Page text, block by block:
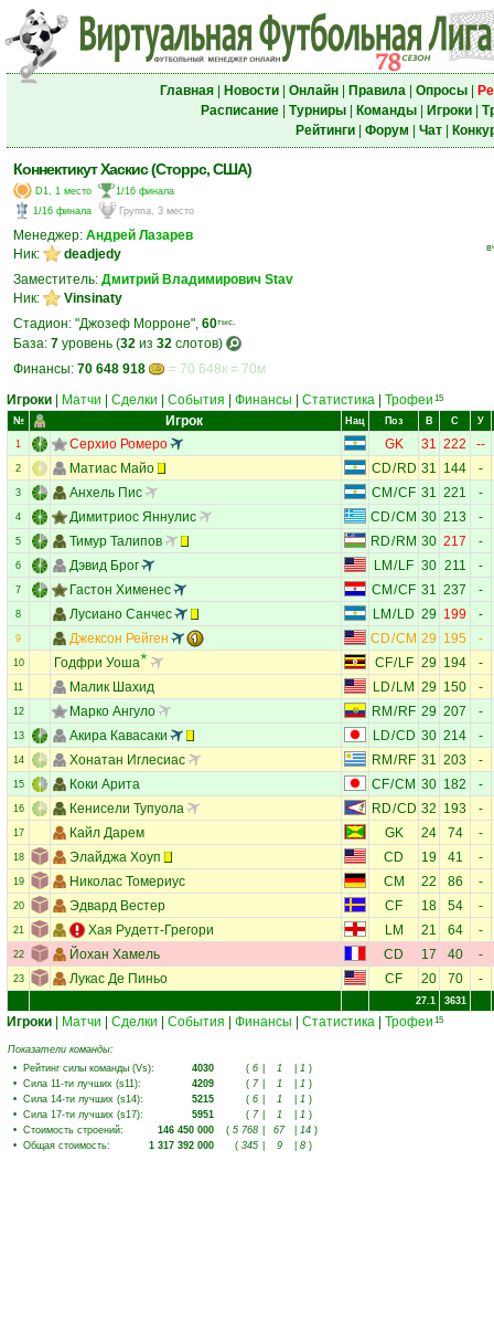
Главная| Новости| Онлайн| Правила| Опросы|
Расписание| Турниры| Команды| Игроки|
Рейтинги| Форум Чат|
Коннектикут Хаскис (Сторрс, США)
D1, 1 место
1/16 финала
1/16 финала
Группа, 3 место
Менеджер: Андрей Лазарев
Ник:
deadjedy
Заместитель: Дмитрий Владимирович Stav
Ник:
Vinsinaty
Стадион: "Джозеф Морроне", 60тыс.
База: 7 уровень (32 из 32 слотов)
Финансы: 70 648 918 = 70 648к = 70м
Игроки Матчи Сделки События Финансы Статистика Трофеи 15
№ Игрок Нац Поз В С У
1 Серхио Ромеро GK 31 222 --
2 Матиас Майо CD/RD 31 144 -
3 Анхель Пис CM /CF 31 221 -
4 Димитриос Яннулис CD/CM 30 213 -
5 Тимур Талипов RD/ RM 30 217 -
6 Дэвид Брог LM / LF 30 211 -
7 Гастон Хименес CM /CF 31 237 -
8 Лусиано Санчес LM / LD 29 199 -
9 Джексон Рейген CD/CM 29 195 -
10 Годфри Уоша CF/LF 29 194 -
11 Малик Шахид LD/ LM 29 150 -
12 Марко Ангуло RM / RF 29 207 -
13 Акира Кавасаки LD/CD 30 214 -
14 Хонатан Иглесиас RM / RF 31 203 -
15 Коки Арита CF/CM 30 182 -
16 Кенисели Тупуола RD/CD 32 193 -
17 Кайл Дарем GK 24 74 -
18 Элайджа Хоуп CD 19 41 -
19 Николас Томериус CM 22 86 -
20 Эдвард Вестер CF 18 54 -
21 Хая Рудетт-Грегори LM 21 64 -
22 Йохан Хамель CD 17 40 -
23 Лукас Де Пиньо CF 20 70 -
27.1 3631
Игроки Матчи Сделки События Финансы Статистика Трофеи 15
Показатели команды:
• Рейтинг силы команды (Vs): 4030 ( 6 1 1 )
• Сила 11-ти лучших (s11): 4209 ( 7 1 1 )
• Сила 14-ти лучших (s14): 5215 ( 6 1 1 )
• Сила 17-ти лучших (s17): 5951 ( 7 1 1 )
• Стоимость строений: 146 450 000 ( 5 768 67 14 )
• Общая стоимость: 1 317 392 000 ( 345 9 8 )